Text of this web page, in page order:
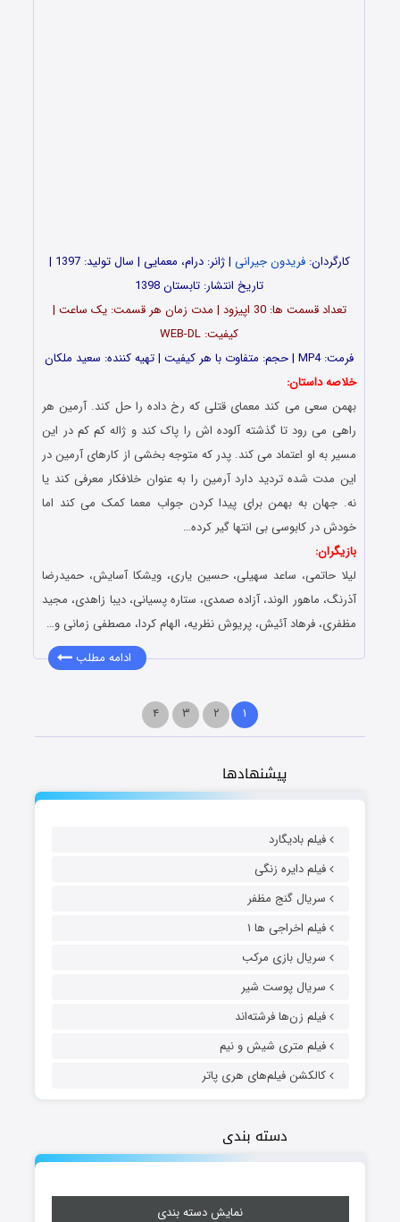
پیشنهادها
فیلم بادیگارد
فیلم دایره زنگی
سریال گنج مظفر
فیلم اخراجی ها ۱
سریال بازی مرکب
سریال پوست شیر
فیلم زن‌ها فرشته‌اند
فیلم متری شیش و نیم
کالکشن فیلم‌های هری پاتر
دسته بندی
نمایش دسته بندی
کارگردان:فریدون جیرانی
| ژانر: درام، معمایی | سال تولید: 1397 |
تاریخ انتشار: تابستان 1398
تعداد قسمت ها: 30 اپیزود | مدت زمان هر قسمت: یک ساعت |
کیفیت: WEB-DL
فرمت: MP4 | حجم: متفاوت با هر کیفیت | تهیه کننده: سعید ملکان
خلاصه داستان:
بهمن سعی می کند معمای قتلی که رخ داده را حل کند. آرمین هر
راهی می رود تا گذشته آلوده اش را پاک کند و ژاله کم کم در این
مسیر به او اعتماد می کند. پدر که متوجه بخشی از کارهای آرمین در
این مدت شده تردید دارد آرمین را به عنوان خلافکار معرفی کند یا
نه. جهان به بهمن برای پیدا کردن جواب معما کمک می کند اما
خودش در کابوسی بی انتها گیر کرده…
بازیگران:
لیلا حاتمی، ساعد سهیلی، حسین یاری، ویشکا آسایش، حمیدرضا
آذرنگ، ماهور الوند، آزاده صمدی، ستاره پسیانی، دیبا زاهدی، مجید
مظفری، فرهاد آئیش، پریوش نظریه، الهام کردا، مصطفی زمانی و…
ادامه مطلب
۱ ۲ ۳ ۴